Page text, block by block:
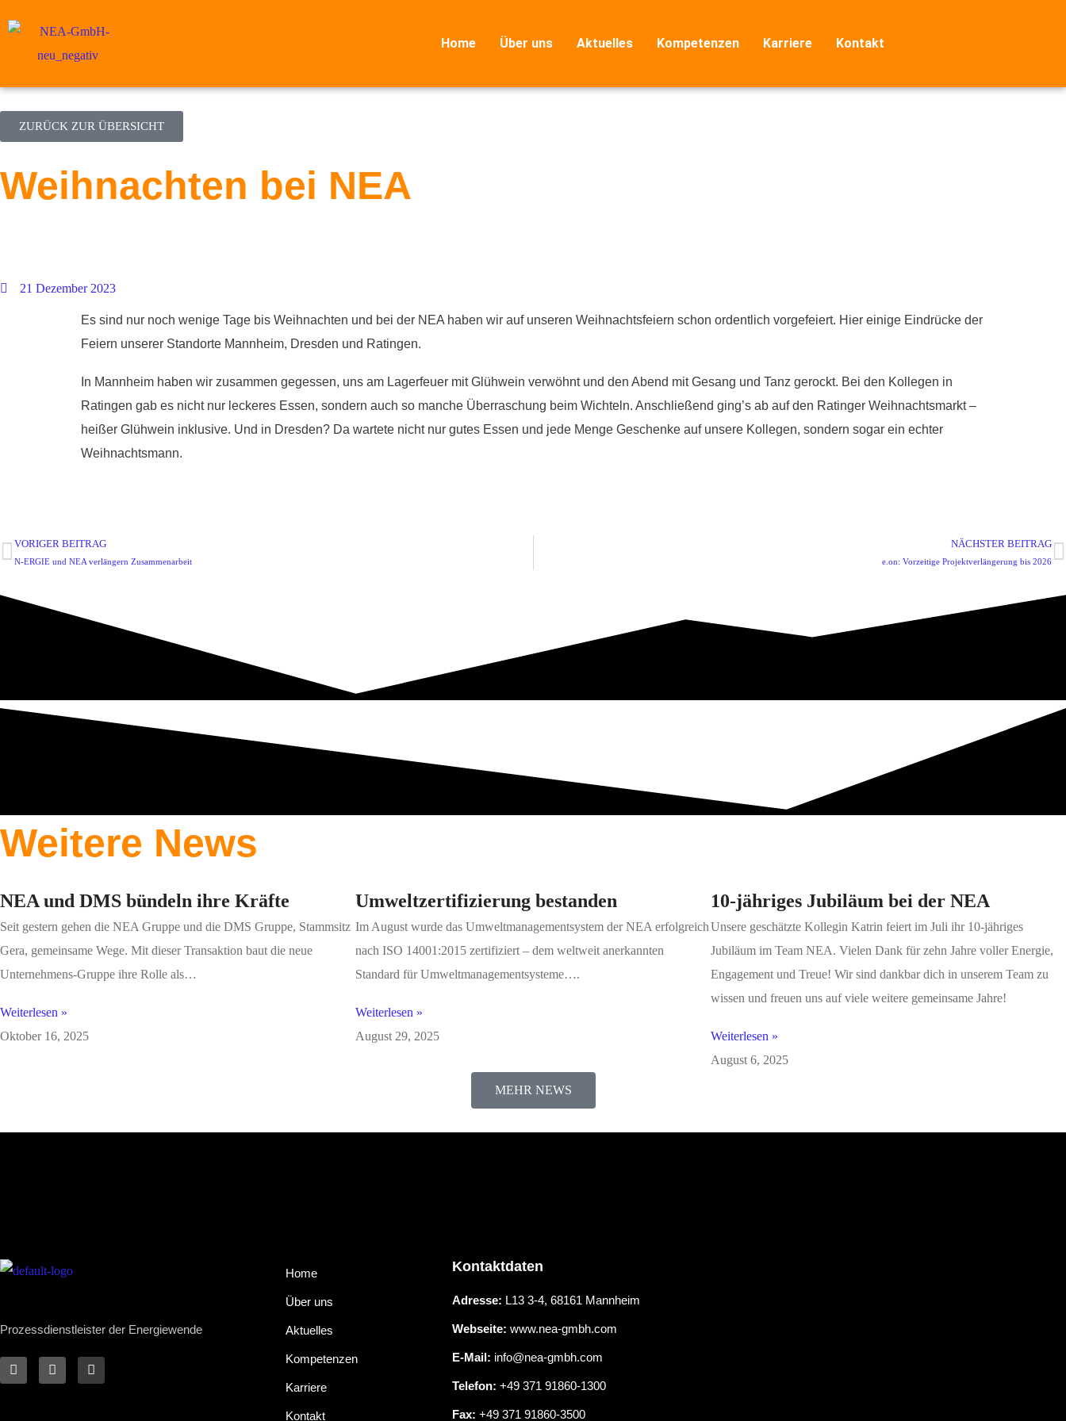
Home Über uns Aktuelles Kompetenzen Karriere Kontakt
ZURÜCK ZUR ÜBERSICHT
Weihnachten bei NEA
21 Dezember 2023
Es sind nur noch wenige Tage bis Weihnachten und bei der NEA haben wir auf unseren Weihnachtsfeiern schon ordentlich vorgefeiert. Hier einige Eindrücke der
Feiern unserer Standorte Mannheim, Dresden und Ratingen.
In Mannheim haben wir zusammen gegessen, uns am Lagerfeuer mit Glühwein verwöhnt und den Abend mit Gesang und Tanz gerockt. Bei den Kollegen in
Ratingen gab es nicht nur leckeres Essen, sondern auch so manche Überraschung beim Wichteln. Anschließend ging’s ab auf den Ratinger Weihnachtsmarkt –
heißer Glühwein inklusive. Und in Dresden? Da wartete nicht nur gutes Essen und jede Menge Geschenke auf unsere Kollegen, sondern sogar ein echter
Weihnachtsmann.
VORIGER BEITRAG
N-ERGIE und NEA verlängern Zusammenarbeit
NÄCHSTER BEITRAG
e.on: Vorzeitige Projektverlängerung bis 2026
Weitere News
NEA und DMS bündeln ihre Kräfte
Seit gestern gehen die NEA Gruppe und die DMS Gruppe, Stammsitz
Gera, gemeinsame Wege. Mit dieser Transaktion baut die neue
Unternehmens-Gruppe ihre Rolle als…
Weiterlesen »
Oktober 16, 2025
Umweltzertifizierung bestanden
Im August wurde das Umweltmanagementsystem der NEA erfolgreich
nach ISO 14001:2015 zertifiziert – dem weltweit anerkannten
Standard für Umweltmanagementsysteme….
Weiterlesen »
August 29, 2025
10-jähriges Jubiläum bei der NEA
Unsere geschätzte Kollegin Katrin feiert im Juli ihr 10-jähriges
Jubiläum im Team NEA. Vielen Dank für zehn Jahre voller Energie,
Engagement und Treue! Wir sind dankbar dich in unserem Team zu
wissen und freuen uns auf viele weitere gemeinsame Jahre!
Weiterlesen »
August 6, 2025
MEHR NEWS
Prozessdienstleister der Energiewende
Home
Über uns
Aktuelles
Kompetenzen
Karriere
Kontakt
Kontaktdaten
Adresse: L13 3-4, 68161 Mannheim
Webseite: www.nea-gmbh.com
E-Mail: info@nea-gmbh.com
Telefon: +49 371 91860-1300
Fax: +49 371 91860-3500